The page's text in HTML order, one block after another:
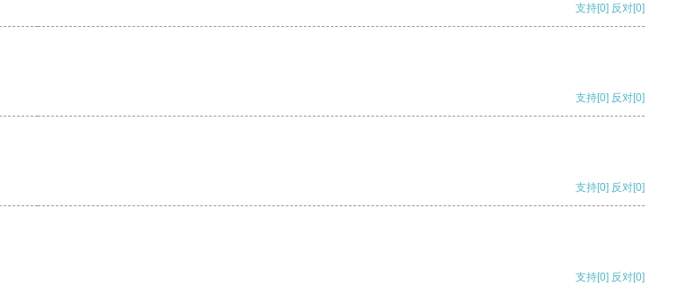
支持[0] 反对[0]
支持[0] 反对[0]
支持[0] 反对[0]
支持[0] 反对[0]